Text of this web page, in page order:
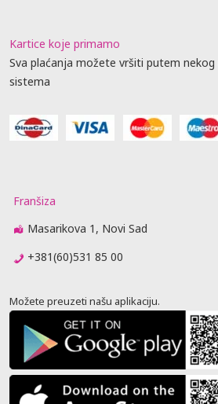
Kartice koje primamo
Sva plaćanja možete vršiti putem
sistema
Franšiza
Masarikova 1, Novi Sad
+381(60)531 85 00
Možete preuzeti našu aplikaciju.